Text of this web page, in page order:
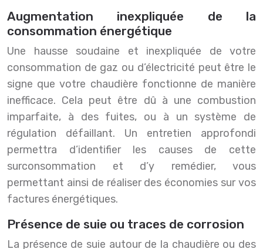
Augmentation inexpliquée de la
consommation énergétique
Une hausse soudaine et inexpliquée de votre
consommation de gaz ou d’électricité peut être le
signe que votre chaudière fonctionne de manière
inefficace. Cela peut être dû à une combustion
imparfaite, à des fuites, ou à un système de
régulation défaillant. Un entretien approfondi
permettra d’identifier les causes de cette
surconsommation et d’y remédier, vous
permettant ainsi de réaliser des économies sur vos
factures énergétiques.
Présence de suie ou traces de corrosion
La présence de suie autour de la chaudière ou des